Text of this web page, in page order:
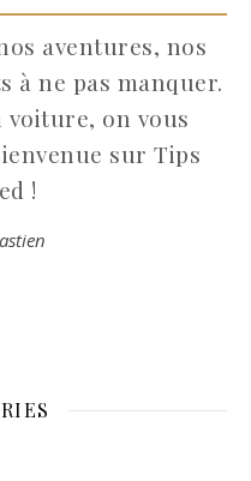
aventures, nos
à ne pas manquer.
voiture, on vous
sur Tips
!